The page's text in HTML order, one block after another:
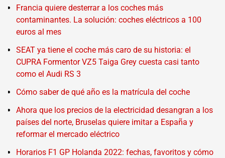
Francia quiere desterrar a los coches más
contaminantes. La solución: coches eléctricos a 100
euros al mes
SEAT ya tiene el coche más caro de su historia: el
CUPRA Formentor VZ5 Taiga Grey cuesta casi tanto
como el Audi RS 3
Cómo saber de qué año es la matrícula del coche
Ahora que los precios de la electricidad desangran a los
países del norte, Bruselas quiere imitar a España y
reformar el mercado eléctrico
Horarios F1 GP Holanda 2022: fechas, favoritos y cómo